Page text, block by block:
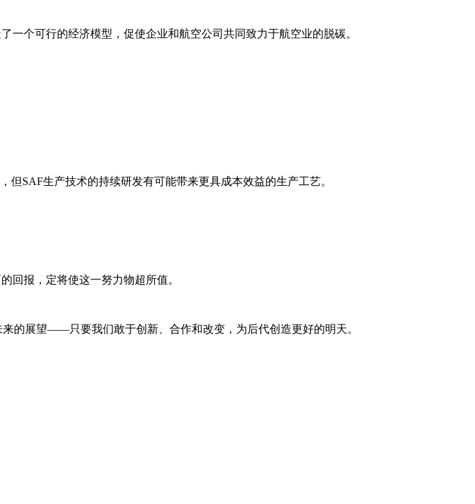
个可行的经济模型，促使企业和航空公司共同致力于航空业的脱碳。
SAF生产技术的持续研发有可能带来更具成本效益的生产工艺。
回报，定将使这一努力物超所值。
的展望——只要我们敢于创新、合作和改变，为后代创造更好的明天。